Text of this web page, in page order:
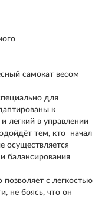
самокат весом
для
к
легкий в управлении
тем, кто начал
осуществляется
балансирования
с легкостью
не боясь, что он